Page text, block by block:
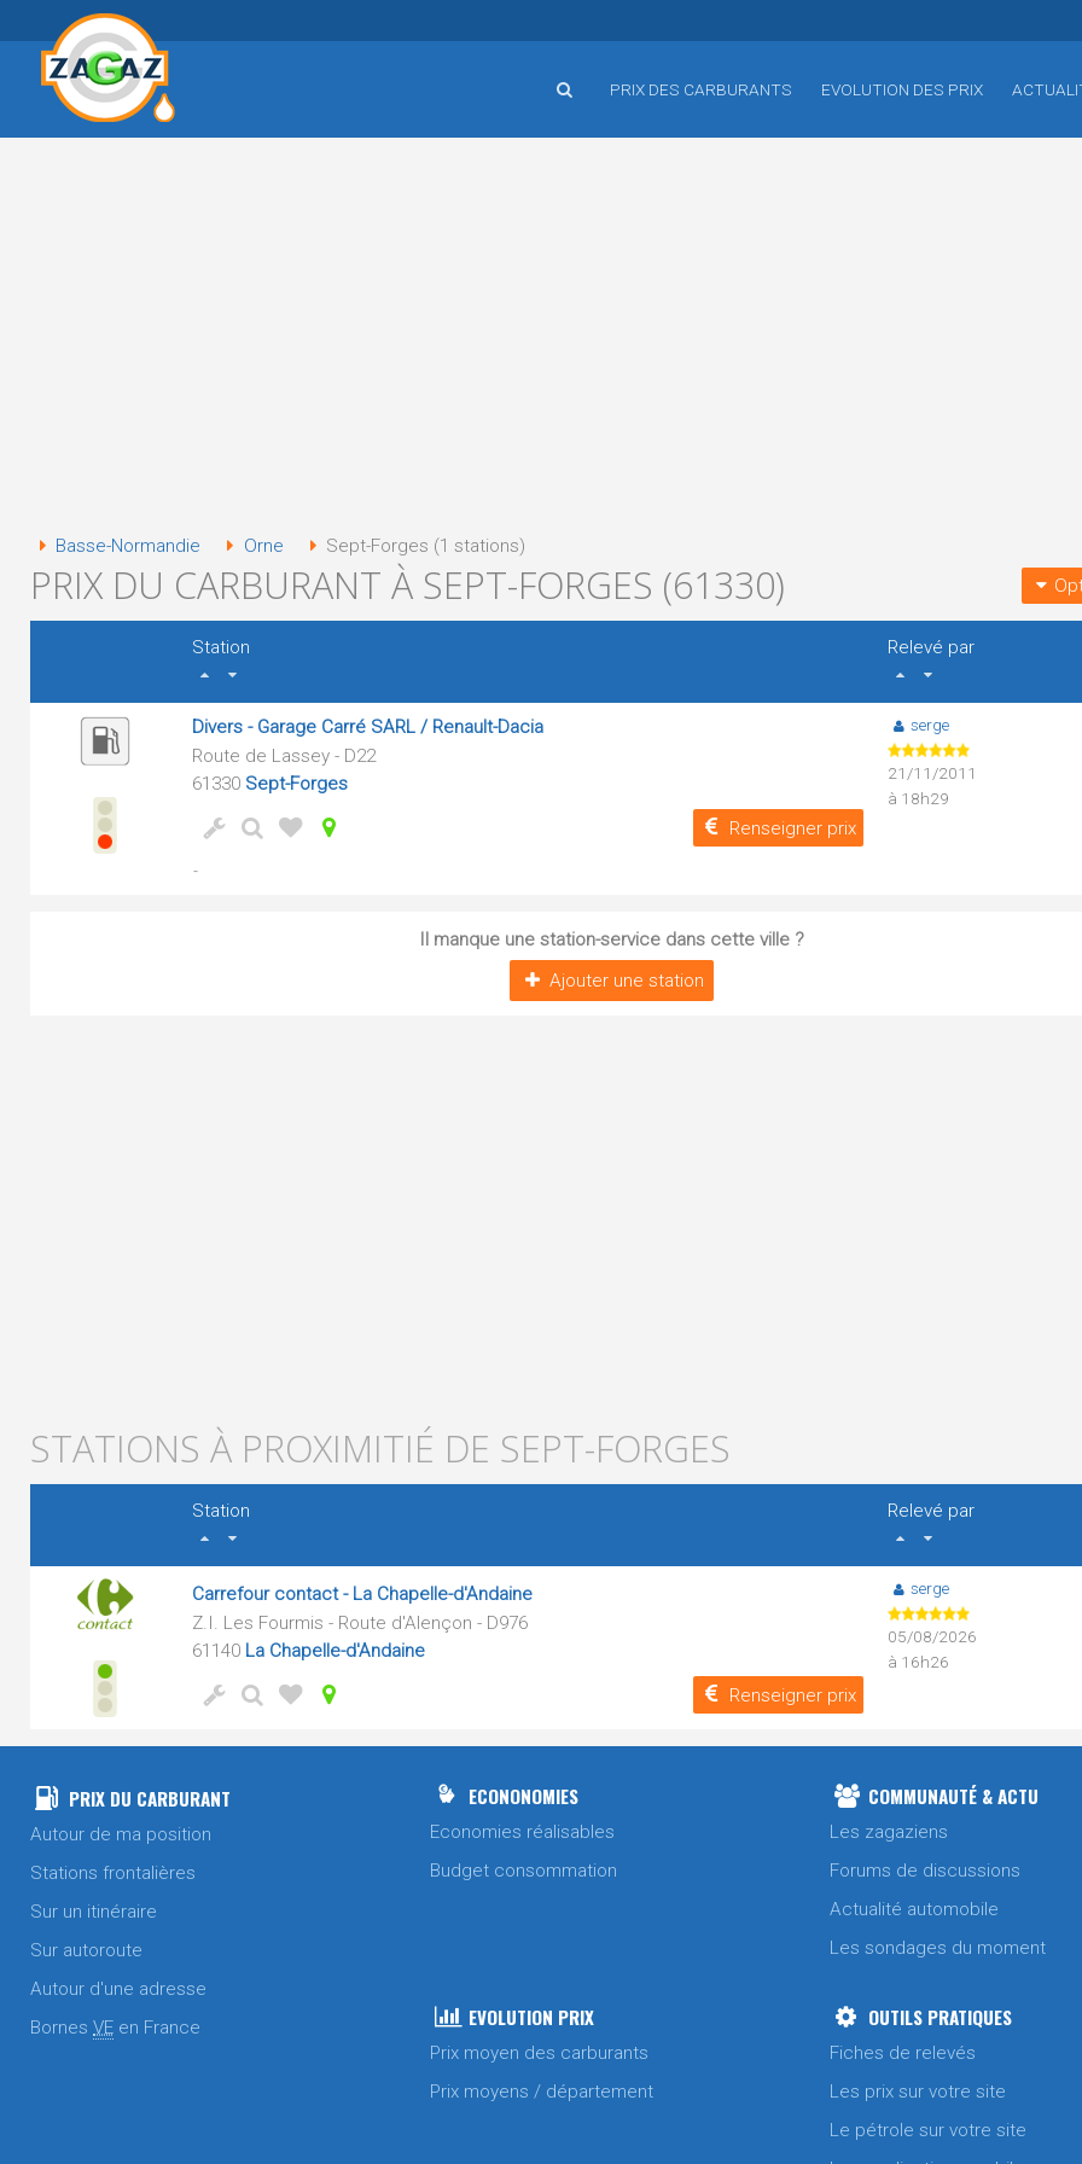
PRIX DES CARBURANTS EVOLUTION DES PRIX
Basse-Normandie Orne Sept-Forges (1 stations)
PRIX DU CARBURANT À SEPT-FORGES (61330)
Station
Relevé par
Divers - Garage Carré SARL / Renault-Dacia
Route de Lassey - D22
61330 Sept-Forges
Renseigner prix
-
serge
21/11/2011
à 18h29
Il manque une station-service dans cette ville ?
Ajouter une station
STATIONS À PROXIMITIÉ DE SEPT-FORGES
Station
Relevé par
Carrefour contact - La Chapelle-d'Andaine
Z.I. Les Fourmis - Route d'Alençon - D976
61140 La Chapelle-d'Andaine
Renseigner prix
serge
05/08/2026
à 16h26
PRIX DU CARBURANT
Autour de ma position
Stations frontalières
Sur un itinéraire
Sur autoroute
Autour d'une adresse
Bornes VE en France
ECONONOMIES
Economies réalisables
Budget consommation
COMMUNAUTÉ & ACTU
Les zagaziens
Forums de discussions
Actualité automobile
Les sondages du moment
EVOLUTION PRIX
Prix moyen des carburants
Prix moyens / département
OUTILS PRATIQUES
Fiches de relevés
Les prix sur votre site
Le pétrole sur votre site